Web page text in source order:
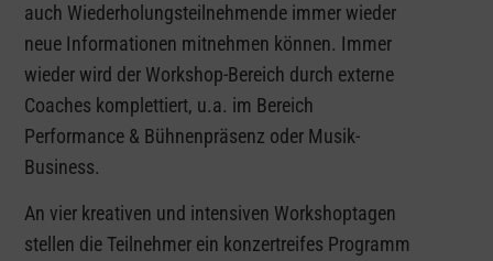
auch Wiederholungsteilnehmende immer wieder
neue Informationen mitnehmen können. Immer
wieder wird der Workshop-Bereich durch externe
Coaches komplettiert, u.a. im Bereich
Performance & Bühnenpräsenz oder Musik-
Business.
An vier kreativen und intensiven Workshoptagen
stellen die Teilnehmer ein konzertreifes Programm